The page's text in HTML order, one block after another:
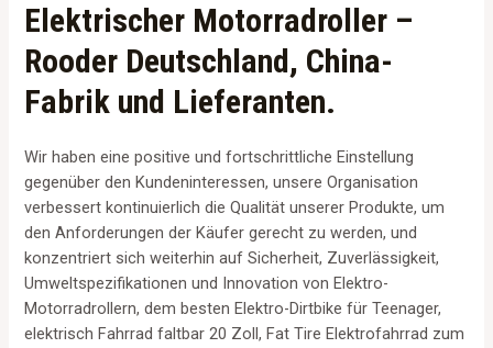
Elektrischer Motorradroller –
Rooder Deutschland, China-
Fabrik und Lieferanten.
Wir haben eine positive und fortschrittliche Einstellung
gegenüber den Kundeninteressen, unsere Organisation
verbessert kontinuierlich die Qualität unserer Produkte, um
den Anforderungen der Käufer gerecht zu werden, und
konzentriert sich weiterhin auf Sicherheit, Zuverlässigkeit,
Umweltspezifikationen und Innovation von Elektro-
Motorradrollern, dem besten Elektro-Dirtbike für Teenager,
elektrisch Fahrrad faltbar 20 Zoll, Fat Tire Elektrofahrrad zum